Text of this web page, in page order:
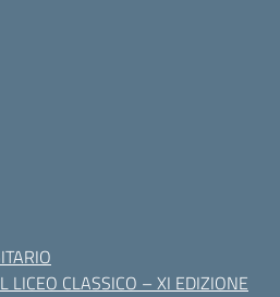
LICEO CLASSICO – XI EDIZIONE